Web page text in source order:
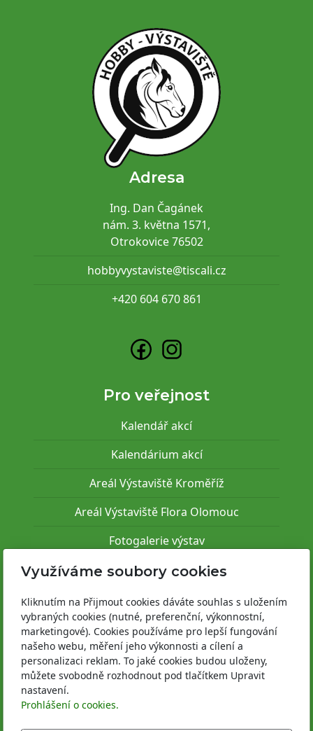
Adresa
Ing. Dan Čagánek
nám. 3. května 1571,
Otrokovice 76502
hobbyvystaviste@tiscali.cz
+420 604 670 861
Pro veřejnost
Kalendář akcí
Kalendárium akcí
Areál Výstaviště Kroměříž
Areál Výstaviště Flora Olomouc
Fotogalerie výstav
Pro vystavovatele
Informace k akcím
Areál Výstaviště Kroměříž
Areál Výstaviště Flora Olomouc
Provozně bezpečnostní předpisy
Registrace vystavovatele
Využíváme soubory cookies
Kliknutím na Přijmout cookies dáváte souhlas s uložením
vybraných cookies (nutné, preferenční, výkonnostní,
marketingové). Cookies používáme pro lepší fungování
našeho webu, měření jeho výkonnosti a cílení a
personalizaci reklam. To jaké cookies budou uloženy,
můžete svobodně rozhodnout pod tlačítkem Upravit
nastavení.
Prohlášení o cookies.